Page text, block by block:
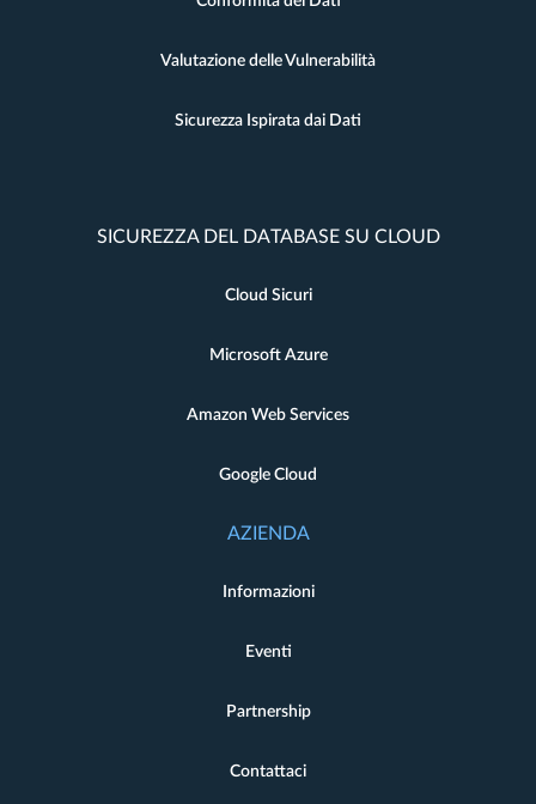
Valutazione delle Vulnerabilità
Sicurezza Ispirata dai Dati
SICUREZZA DEL DATABASE SU CLOUD
Cloud Sicuri
Microsoft Azure
Amazon Web Services
Google Cloud
AZIENDA
Informazioni
Eventi
Partnership
Contattaci